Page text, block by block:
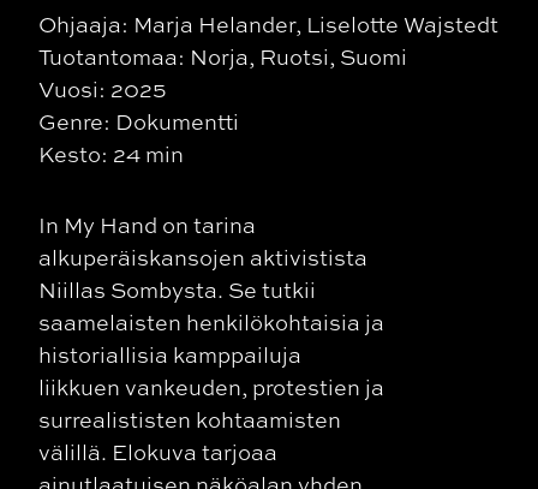
Ohjaaja: Marja Helander, Liselotte Wajstedt
Tuotantomaa: Norja, Ruotsi, Suomi
Vuosi: 2025
Genre: Dokumentti
Kesto: 24 min
In My Hand on tarina
alkuperäiskansojen aktivistista
Niillas Sombysta. Se tutkii
saamelaisten henkilökohtaisia ja
historiallisia kamppailuja
liikkuen vankeuden, protestien ja
surrealististen kohtaamisten
välillä. Elokuva tarjoaa